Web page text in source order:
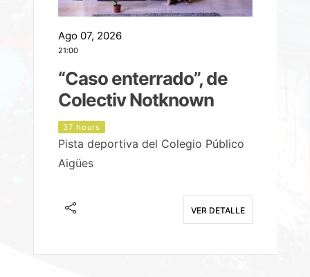
Ago 07, 2026
21:00
“Caso enterrado”, de
Colectiv Notknown
37 hours
Pista deportiva del Colegio Público
Aigües
VER DETALLE